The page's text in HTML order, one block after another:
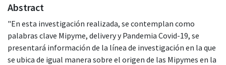
Abstract
"En esta investigación realizada, se contemplan como
palabras clave Mipyme, delivery y Pandemia Covid-19, se
presentará información de la línea de investigación en la que
se ubica de igual manera sobre el origen de las Mipymes en la